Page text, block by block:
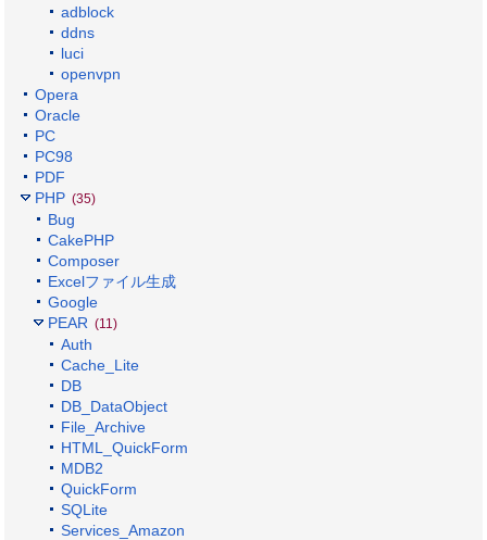
adblock
ddns
luci
openvpn
Opera
Oracle
PC
PC98
PDF
PHP (35)
Bug
CakePHP
Composer
Excelファイル生成
Google
PEAR (11)
Auth
Cache_Lite
DB
DB_DataObject
File_Archive
HTML_QuickForm
MDB2
QuickForm
SQLite
Services_Amazon